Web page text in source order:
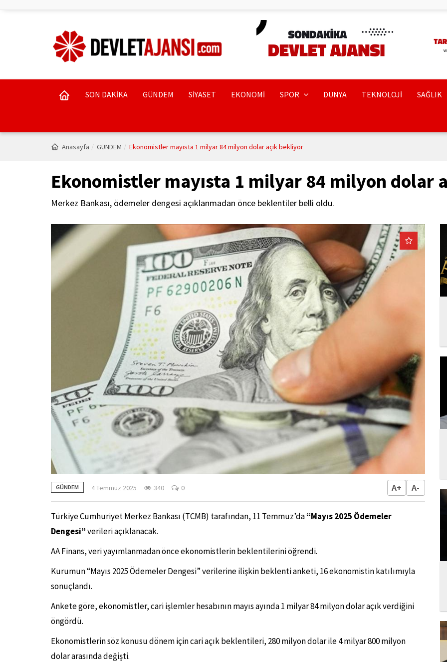
SON DAKİKA GÜNDEM SİYASET EKONOMİ SPOR DÜNYA TEKNOLOJİ SAĞLIK
Anasayfa GÜNDEM Ekonomistler mayısta 1 milyar 84 milyon dolar açık bekliyor
Ekonomistler mayısta 1 milyar 84 milyon dolar
Merkez Bankası, ödemeler dengesi açıklanmadan önce beklentiler belli oldu.
GÜNDEM 4 Temmuz 2025 340 0 A+ A-
Türkiye Cumhuriyet Merkez Bankası (TCMB) tarafından, 11 Temmuz’da“Mayıs 2025 Ödemeler
Dengesi”verileri açıklanacak.
AA Finans, veri yayımlanmadan önce ekonomistlerin beklentilerini öğrendi.
Kurumun “Mayıs 2025 Ödemeler Dengesi” verilerine ilişkin beklenti anketi, 16 ekonomistin katılımıyla
sonuçlandı.
Ankete göre, ekonomistler, cari işlemler hesabının mayıs ayında 1 milyar 84 milyon dolar açık verdiğini
öngördü.
Ekonomistlerin söz konusu dönem için cari açık beklentileri, 280 milyon dolar ile 4 milyar 800 milyon
dolar arasında değişti.